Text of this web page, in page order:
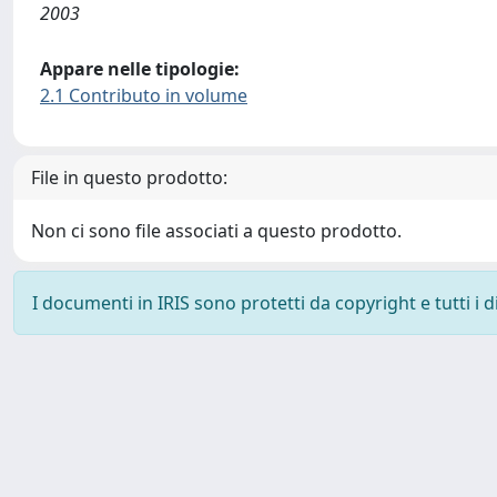
2003
Appare nelle tipologie:
2.1 Contributo in volume
File in questo prodotto:
Non ci sono file associati a questo prodotto.
I documenti in IRIS sono protetti da copyright e tutti i